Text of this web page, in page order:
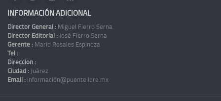
INFORMACIÓN ADICIONAL
Director General : Miguel Fierro Serna
Director Editorial : José Fierro Serna
Gerente : Mario Rosales Espinoza
Tel :
Dirección :
Ciudad : Juárez
Email : información@puentelibre.mx